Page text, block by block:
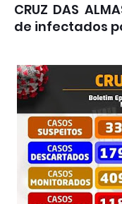
CRUZ DAS
de infectados